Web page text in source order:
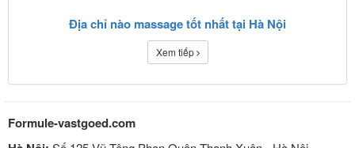
Địa chỉ nào massage tốt nhất tại Hà Nội
Xem tiếp
Formule-vastgoed.com